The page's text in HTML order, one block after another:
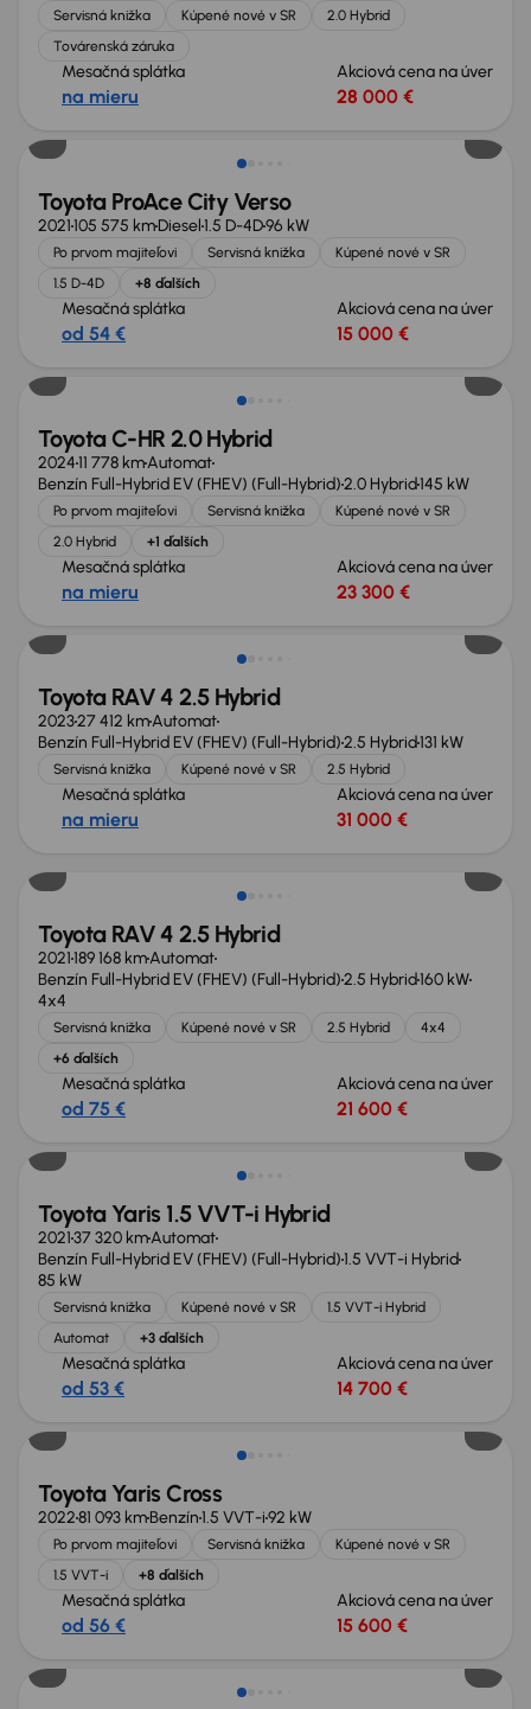
Servisná knižka Kúpené nové v SR
2.0 Hybrid
Továrenská záruka
Mesačná splátka
na mieru
Akciová cena na úver
28 000 €
Nové v ponuke
Toyota ProAce City Verso
2021105 575 kmDiesel1.5 D-4D96 kW
Po prvom majiteľovi Servisná knižka
Kúpené nové v SR
1.5 D-4D
+8 ďalších
Mesačná splátka
od 54 €
Akciová cena na úver
15 000 €
Toyota C-HR 2.0 Hybrid
202411 778 kmAutomat
Benzín Full-Hybrid EV (FHEV) (Full-Hybrid)2.0 Hybrid145 kW
Po prvom majiteľovi Servisná knižka
Kúpené nové v SR
2.0 Hybrid
+1 ďalších
Mesačná splátka
na mieru
Akciová cena na úver
23 300 €
Toyota RAV 4 2.5 Hybrid
202327 412 kmAutomat
Benzín Full-Hybrid EV (FHEV) (Full-Hybrid)2.5 Hybrid131 kW
Servisná knižka Kúpené nové v SR 2.5 Hybrid
Mesačná splátka
na mieru
Akciová cena na úver
31 000 €
Toyota RAV 4 2.5 Hybrid
2021189 168 kmAutomat
Benzín Full-Hybrid EV (FHEV) (Full-Hybrid)2.5 Hybrid160 kW
4x4
Servisná knižka Kúpené nové v SR 2.5 Hybrid
4x4
+6 ďalších
Mesačná splátka
od 75 €
Akciová cena na úver
21 600 €
Extra zľava 850 €
Toyota Yaris 1.5 VVT-i Hybrid
202137 320 kmAutomat
Benzín Full-Hybrid EV (FHEV) (Full-Hybrid)1.5 VVT-i Hybrid
85 kW
Servisná knižka Kúpené nové v SR
1.5 VVT-i Hybrid
Automat
+3 ďalších
Mesačná splátka
od 53 €
Akciová cena na úver
14 700 €
Toyota Yaris Cross
202281 093 kmBenzín1.5 VVT-i92 kW
Po prvom majiteľovi Servisná knižka
Kúpené nové v SR
1.5 VVT-i
+8 ďalších
Mesačná splátka
od 56 €
Akciová cena na úver
15 600 €